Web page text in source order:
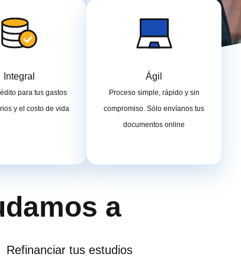
Integral
para tus gastos
y el costo de vida
Ágil
Proceso simple, rápido y sin
compromiso. Sólo envíanos tus
documentos online
a
Refinanciar tus estudios